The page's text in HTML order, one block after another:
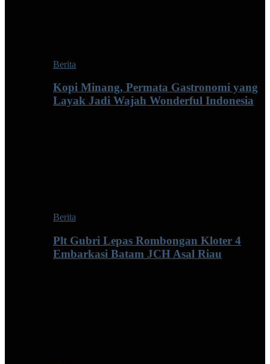
Berita
Kopi Minang, Permata Gastronomi yang
Layak Jadi Wajah Wonderful Indonesia
Berita
Plt Gubri Lepas Rombongan Kloter 4
Embarkasi Batam JCH Asal Riau